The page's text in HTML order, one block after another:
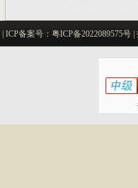
ICP备案号： 粤ICP备2022089575号|